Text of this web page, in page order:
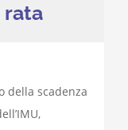
rata
della scadenza